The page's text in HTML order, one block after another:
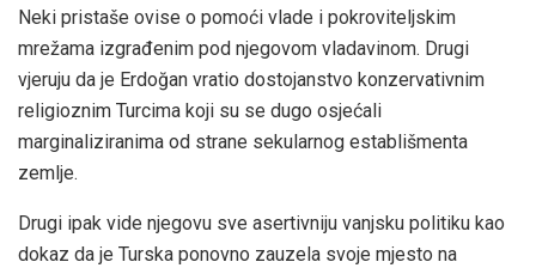
Neki pristaše ovise o pomoći vlade i pokroviteljskim
mrežama izgrađenim pod njegovom vladavinom. Drugi
vjeruju da je Erdoğan vratio dostojanstvo konzervativnim
religioznim Turcima koji su se dugo osjećali
marginaliziranima od strane sekularnog establišmenta
zemlje.
Drugi ipak vide njegovu sve asertivniju vanjsku politiku kao
dokaz da je Turska ponovno zauzela svoje mjesto na